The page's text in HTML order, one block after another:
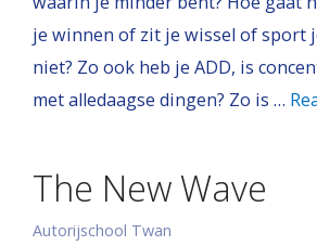
je winnen of zit je wissel of sport
niet? Zo ook heb je ADD, is
met alledaagse dingen? Zo is …
The New Wave
Autorijschool Twan